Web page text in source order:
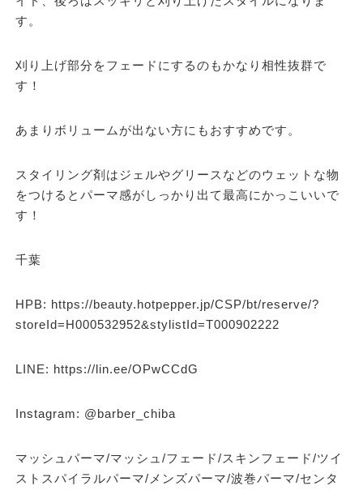
す。
刈り上げ部分をフェードにするのもかなり相性抜群で
す！
あまりボリュームが出ない方にもおすすめです。
スタイリング剤はジェルやグリースなどのウェットな物
をつけるとパーマ感がしっかり出て最高にかっこいいで
す！
千葉
HPB: https://beauty.hotpepper.jp/CSP/bt/reserve/?
storeId=H000532952&stylistId=T000902222
LINE: https://lin.ee/OPwCCdG
Instagram: @barber_chiba
マッシュパーマ/マッシュ/フェード/スキンフェード/ツイ
ストスパイラルパーマ/メンズパーマ/波巻パーマ/センタ